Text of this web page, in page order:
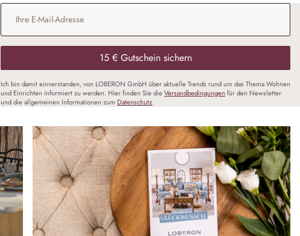
E-Mail-Adresse*
15 € Gutschein sichern
Ich bin damit einverstanden, von LOBERON GmbH über aktuelle Trends rund um das Thema Wohnen
und Einrichten informiert zu werden. Hier finden Sie dieVersandbedingungen für den Newsletter
und die allgemeinen Informationen zum Datenschutz.